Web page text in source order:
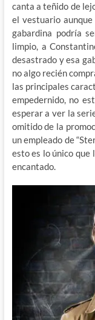
canta a teñido de
el vestuario aunque
gabardina podría
limpio, a
desastrado y esa
no algo recién
las principales
empedernido, no
esperar a ver la
omitido de la
un empleado de
esto es lo único que
encantado.